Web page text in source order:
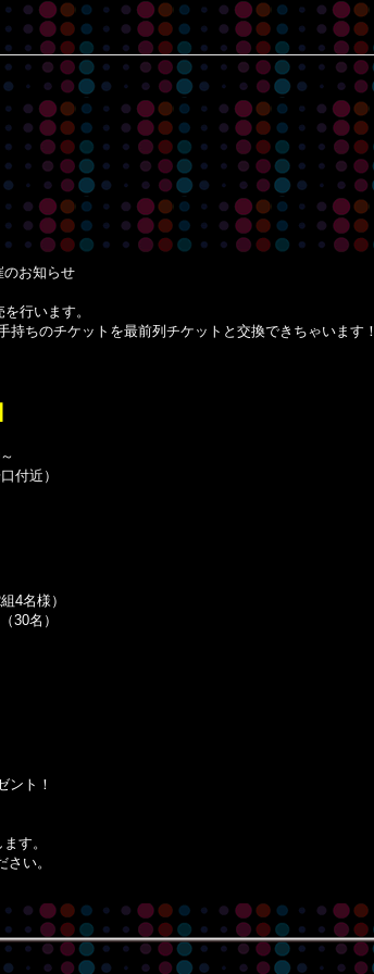
お知らせ
行います。
ちのチケットを最前列チケットと交換できちゃいます！
付近）
4名様）
30名）
ント！
す。
い。